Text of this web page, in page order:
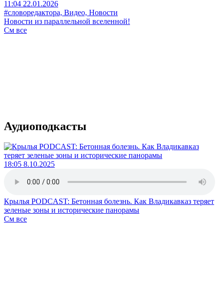
11:04 22.01.2026
#словоредактора, Видео, Новости
Новости из параллельной вселенной!
См все
Аудиоподкасты
18:05 8.10.2025
Крылья PODCAST: Бетонная болезнь. Как Владикавказ теряет
зеленые зоны и исторические панорамы
См все